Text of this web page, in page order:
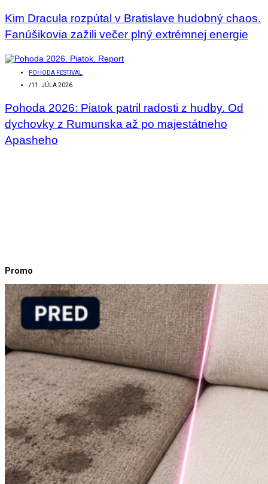
Kim Dracula rozpútal v Bratislave hudobný chaos.
Fanúšikovia zažili večer plný extrémnej energie
POHODA FESTIVAL
/11. JÚLA 2026
Pohoda 2026: Piatok patril radosti z hudby. Od
dychovky z Rumunska až po majestátneho
Apasheho
Promo